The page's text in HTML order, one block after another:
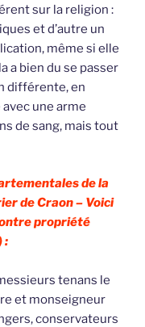
sur la religion :
et d’autre un
même si elle
a bien du se passer
différente, en
une arme
de sang, mais tout
de la
de Craon – Voici
propriété
:
tenans le
et monseigneur
conservateurs